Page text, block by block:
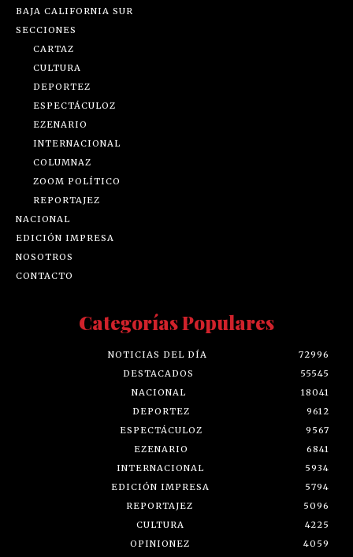
BAJA CALIFORNIA SUR
SECCIONES
CARTAZ
CULTURA
DEPORTEZ
ESPECTÁCULOZ
EZENARIO
INTERNACIONAL
COLUMNAZ
ZOOM POLÍTICO
REPORTAJEZ
NACIONAL
EDICIÓN IMPRESA
NOSOTROS
CONTACTO
Categorías Populares
NOTICIAS DEL DÍA
72996
DESTACADOS
55545
NACIONAL
18041
DEPORTEZ
9612
ESPECTÁCULOZ
9567
EZENARIO
6841
INTERNACIONAL
5934
EDICIÓN IMPRESA
5794
REPORTAJEZ
5096
CULTURA
4225
OPINIONEZ
4059